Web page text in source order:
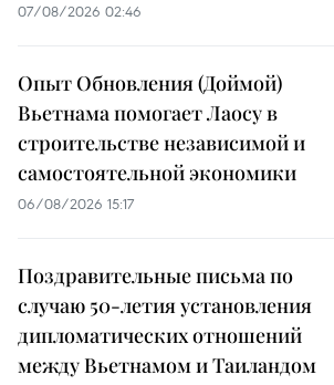
07/08/2026 02:46
Опыт Обновления (Доймой)
Вьетнама помогает Лаосу в
строительстве независимой и
самостоятельной экономики
06/08/2026 15:17
Поздравительные письма по
случаю 50-летия установления
дипломатических отношений
между Вьетнамом и Таиландом